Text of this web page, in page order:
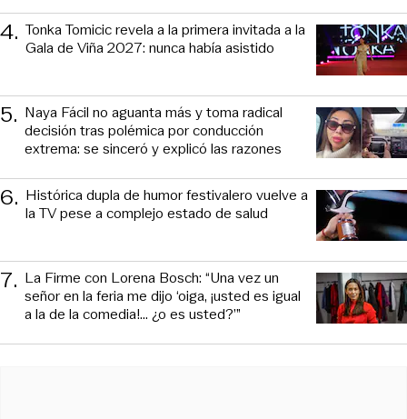
4. Tonka Tomicic revela a la primera invitada a la
Gala de Viña 2027: nunca había asistido
5. Naya Fácil no aguanta más y toma radical
decisión tras polémica por conducción
extrema: se sinceró y explicó las razones
6. Histórica dupla de humor festivalero vuelve a
la TV pese a complejo estado de salud
7. La Firme con Lorena Bosch: “Una vez un
señor en la feria me dijo ‘oiga, ¡usted es igual
a la de la comedia!... ¿o es usted?’”